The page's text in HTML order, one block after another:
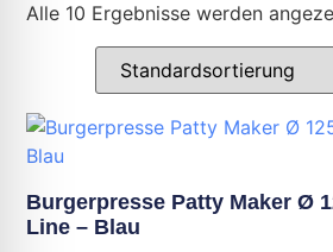
Alle 10 Ergebnisse werden
Burgerpresse Patty Maker Ø
Line – Blau